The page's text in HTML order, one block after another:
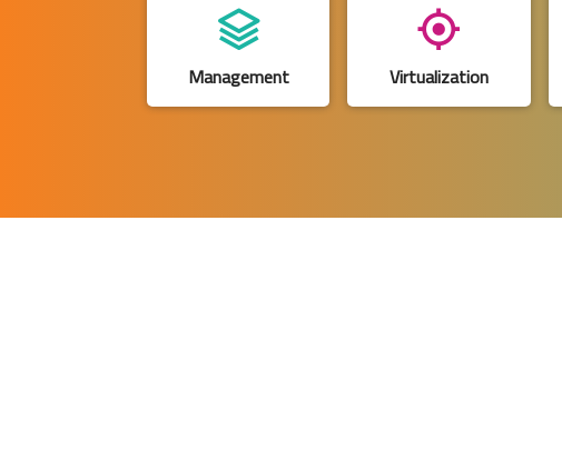
Virtualization
Management